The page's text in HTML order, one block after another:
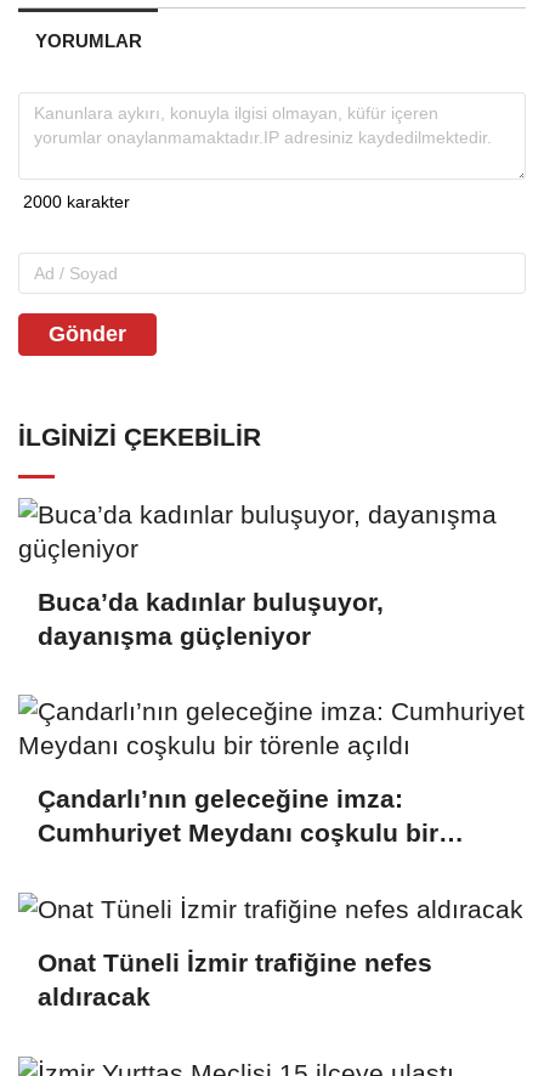
YORUMLAR
Gönder
İLGINIZI ÇEKEBILIR
Buca’da kadınlar buluşuyor,
dayanışma güçleniyor
Çandarlı’nın geleceğine imza:
Cumhuriyet Meydanı coşkulu bir
Onat Tüneli İzmir trafiğine nefes
aldıracak